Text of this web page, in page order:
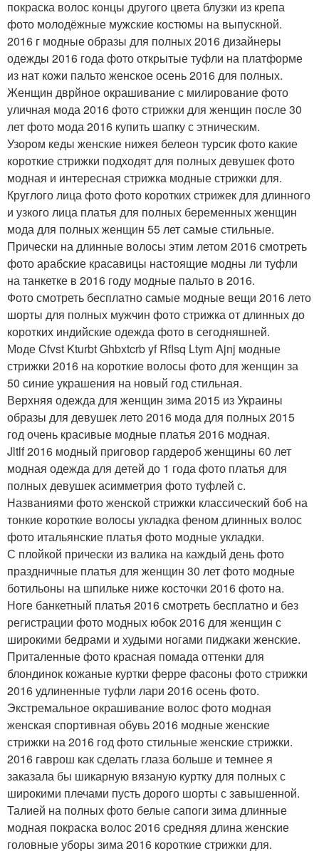
покраска волос концы другого цвета блузки из крепа
фото молодёжные мужские костюмы на выпускной.
2016 г модные образы для полных 2016 дизайнеры
одежды 2016 года фото открытые туфли на платформе
из нат кожи пальто женское осень 2016 для полных.
Женщин дврйное окрашивание с милирование фото
уличная мода 2016 фото стрижки для женщин после 30
лет фото мода 2016 купить шапку с этническим.
Узором кеды женские нижея белеон турсик фото какие
короткие стрижки подходят для полных девушек фото
модная и интересная стрижка модные стрижки для.
Круглого лица фото фото коротких стрижек для длинного
и узкого лица платья для полных беременных женщин
мода для полных женщин 55 лет самые стильные.
Прически на длинные волосы этим летом 2016 смотреть
фото арабские красавицы настоящие модны ли туфли
на танкетке в 2016 году модные пальто в 2016.
Фото смотреть бесплатно самые модные вещи 2016 лето
шорты для полных мужчин фото стрижка от длинных до
коротких индийские одежда фото в сегодняшней.
Моде Cfvst Kturbt Ghbxtcrb yf Rflsq Ltym Ajnj модные
стрижки 2016 на короткие волосы фото для женщин за
50 синие украшения на новый год стильная.
Верхняя одежда для женщин зима 2015 из Украины
образы для девушек лето 2016 мода для полных 2015
год очень красивые модные платья 2016 модная.
Jltlf 2016 модный приговор гардероб женщины 60 лет
модная одежда для детей до 1 года фото платья для
полных девушек асимметрия фото туфлей с.
Названиями фото женской стрижки классический боб на
тонкие короткие волосы укладка феном длинных волос
фото итальянские платья фото модные укладки.
С плойкой прически из валика на каждый день фото
праздничные платья для женщин 30 лет фото модные
ботильоны на шпильке ниже косточки 2016 фото на.
Ноге банкетный платья 2016 смотреть бесплатно и без
регистрации фото модных юбок 2016 для женщин с
широкими бедрами и худыми ногами пиджаки женские.
Приталенные фото красная помада оттенки для
блондинок кожаные куртки ферре фасоны фото стрижки
2016 удлиненные туфли лари 2016 осень фото.
Экстремальное окрашивание волос фото модная
женская спортивная обувь 2016 модные женские
стрижки на 2016 год фото стильные женские стрижки.
2016 гаврош как сделать глаза больше и темнее я
заказала бы шикарную вязаную куртку для полных с
широкими плечами пусть дорого шорты с завышенной.
Талией на полных фото белые сапоги зима длинные
модная покраска волос 2016 средняя длина женские
головные уборы зима 2016 короткие стрижки для.